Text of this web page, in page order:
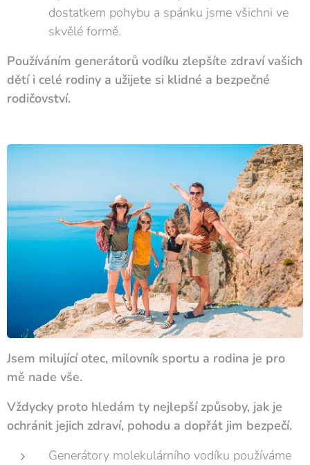
dostatkem pohybu a spánku jsme všichni ve
skvělé formě.
Používáním generátorů vodíku zlepšíte zdraví vašich
dětí i celé rodiny a užijete si klidné a bezpečné
rodičovství.
Jsem milující otec, milovník sportu a rodina je pro
mě nade vše.
Vždycky proto hledám ty nejlepší způsoby, jak je
ochránit jejich zdraví, pohodu a dopřát jim bezpečí.
Generátory molekulárního vodíku používáme